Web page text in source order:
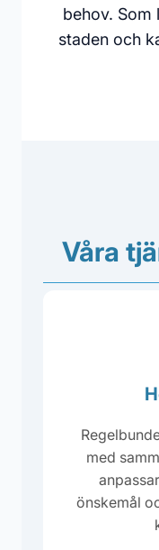
behov. Som
staden och
Våra
med
önskemål